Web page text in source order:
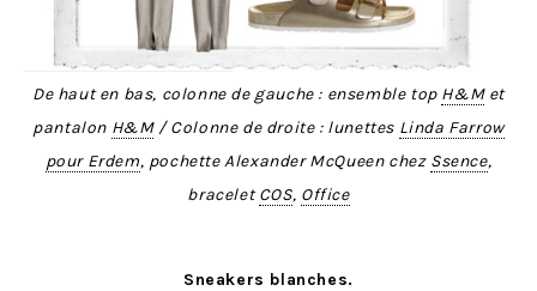
De haut en bas, colonne de gauche : ensemble top H&Met
pantalon H&M/ Colonne de droite : lunettes Linda Farrow
pour Erdem, pochette Alexander McQueen chez Ssence,
braceletCOS, Office
Sneakers blanches.